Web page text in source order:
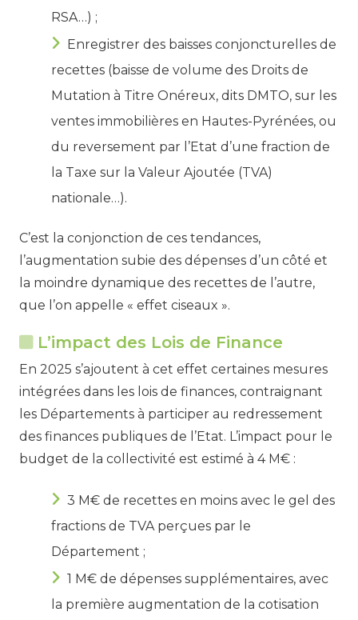
RSA…) ;
Enregistrer des baisses conjoncturelles de
recettes (baisse de volume des Droits de
Mutation à Titre Onéreux, dits DMTO, sur les
ventes immobilières en Hautes-Pyrénées, ou
du reversement par l’Etat d’une fraction de
la Taxe sur la Valeur Ajoutée (TVA)
nationale…).
C’est la conjonction de ces tendances,
l’augmentation subie des dépenses d’un côté et
la moindre dynamique des recettes de l’autre,
que l’on appelle « effet ciseaux ».
L’impact des Lois de Finance
En 2025 s’ajoutent à cet effet certaines mesures
intégrées dans les lois de finances, contraignant
les Départements à participer au redressement
des finances publiques de l’Etat. L’impact pour le
budget de la collectivité est estimé à 4 M€ :
3 M€ de recettes en moins avec le gel des
fractions de TVA perçues par le
Département ;
1 M€ de dépenses supplémentaires, avec
la première augmentation de la cotisation